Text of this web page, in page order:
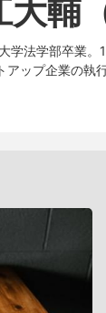
大輔
学法学部卒業。
アップ企業の執